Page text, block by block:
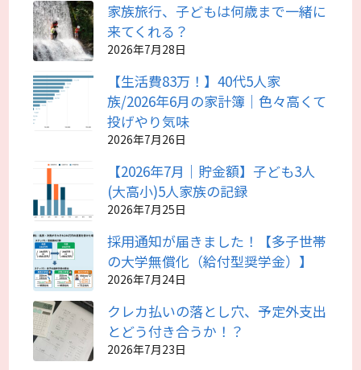
家族旅行、子どもは何歳まで一緒に
来てくれる？
2026年7月28日
【生活費83万！】40代5人家
族/2026年6月の家計簿｜色々高くて
投げやり気味
2026年7月26日
【2026年7月｜貯金額】子ども3人
(大高小)5人家族の記録
2026年7月25日
採用通知が届きました！【多子世帯
の大学無償化（給付型奨学金）】
2026年7月24日
クレカ払いの落とし穴、予定外支出
とどう付き合うか！？
2026年7月23日